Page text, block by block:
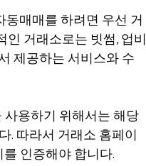
동매매를 하려면 우선 거
거래소로는 빗썸, 업비
제공하는 서비스와 수
사용하기 위해서는 해당
. 따라서 거래소 홈페이
인증해야 합니다.